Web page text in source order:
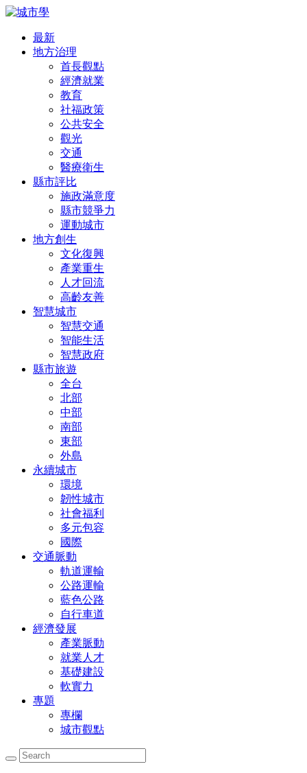
最新
地方治理
首長觀點
經濟就業
教育
社福政策
公共安全
觀光
交通
醫療衛生
縣市評比
施政滿意度
縣市競爭力
運動城市
地方創生
文化復興
產業重生
人才回流
高齡友善
智慧城市
智慧交通
智能生活
智慧政府
縣市旅遊
全台
北部
中部
南部
東部
外島
永續城市
環境
韌性城市
社會福利
多元包容
國際
交通脈動
軌道運輸
公路運輸
藍色公路
自行車道
經濟發展
產業脈動
就業人才
基礎建設
軟實力
專題
專欄
城市觀點